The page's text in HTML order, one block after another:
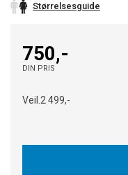
Størrelsesguide
750,-
DIN PRIS
Veil. 2 499,-